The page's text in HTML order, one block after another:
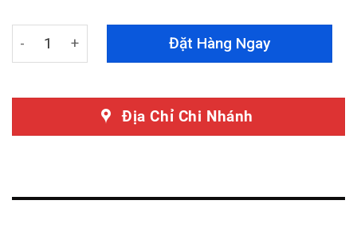
Đổi Màu Nội Thất Ford Territory - Nâng Tầm Giá Trị,
Đặt Hàng Ngay
Địa Chỉ Chi Nhánh